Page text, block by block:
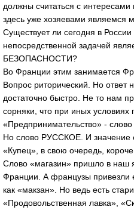
должны считаться с
здесь уже хозяевами являемся
Существует ли сегодня в России
непосредственной задачей
БЕЗОПАСНОСТИ?
Во Франции этим занимается
Вопрос риторический. Но ответ
достаточно быстро. Не то нам
сорняки, что при иных условиях
«Предпринимательство» -
Но слово РУССКОЕ. И значение
«Купец», в свою очередь,
Слово «магазин» пришло в наш
Франции. А французы привезли
как «макзан». Но ведь есть
«Продовольственная лавка»,